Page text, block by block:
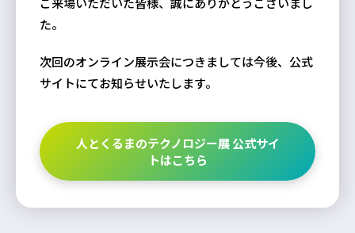
た。
次回のオンライン展示会につきましては今後、公式
サイトにてお知らせいたします。
人とくるまのテクノロジー展 公式サイ
トはこちら